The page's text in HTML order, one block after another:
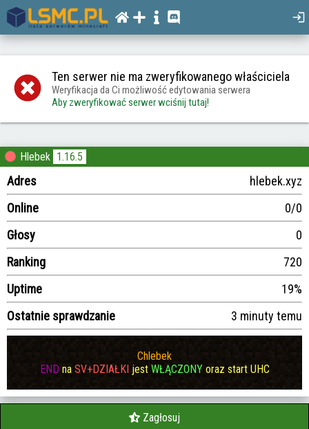
Ten serwer nie ma zweryfikowanego właściciela
Weryfikacja da Ci możliwość edytowania serwera
Aby zweryfikować serwer wciśnij tutaj!
Hlebek 1.16.5
Adres
hlebek.xyz
Online
0/0
Głosy
0
Ranking
720
Uptime
19%
Ostatnie sprawdzanie
3 minuty temu
Chlebek
END na SV+DZIAŁKI jest WŁĄCZONY oraz start UHC
Zagłosuj